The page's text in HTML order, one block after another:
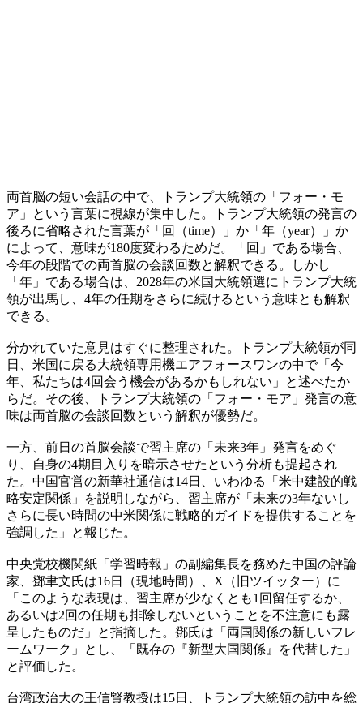
両首脳の短い会話の中で、トランプ大統領の「フォー・モ
ア」という言葉に視線が集中した。トランプ大統領の発言の
後ろに省略された言葉が「回（time）」か「年（year）」か
によって、意味が180度変わるためだ。「回」である場合、
今年の段階での両首脳の会談回数と解釈できる。しかし
「年」である場合は、2028年の米国大統領選にトランプ大統
領が出馬し、4年の任期をさらに続けるという意味とも解釈
できる。
分かれていた意見はすぐに整理された。トランプ大統領が同
日、米国に戻る大統領専用機エアフォースワンの中で「今
年、私たちは4回会う機会があるかもしれない」と述べたか
らだ。その後、トランプ大統領の「フォー・モア」発言の意
味は両首脳の会談回数という解釈が優勢だ。
一方、前日の首脳会談で習主席の「未来3年」発言をめぐ
り、自身の4期目入りを暗示させたという分析も提起され
た。中国官営の新華社通信は14日、いわゆる「米中建設的戦
略安定関係」を説明しながら、習主席が「未来の3年ないし
さらに長い時間の中米関係に戦略的ガイドを提供することを
強調した」と報じた。
中央党校機関紙「学習時報」の副編集長を務めた中国の評論
家、鄧聿文氏は16日（現地時間）、X（旧ツイッター）に
「このような表現は、習主席が少なくとも1回留任するか、
あるいは2回の任期も排除しないということを不注意にも露
呈したものだ」と指摘した。鄧氏は「両国関係の新しいフレ
ームワーク」とし、「既存の『新型大国関係』を代替した」
と評価した。
台湾政治大の王信賢教授は15日、トランプ大統領の訪中を総